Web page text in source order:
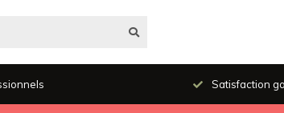
Satisfaction